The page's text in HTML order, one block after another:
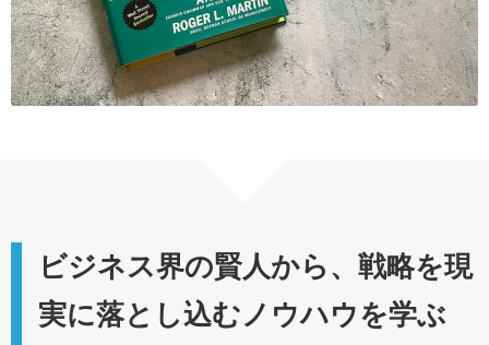
ビジネス界の賢人から、戦略を現
実に落とし込むノウハウを学ぶ